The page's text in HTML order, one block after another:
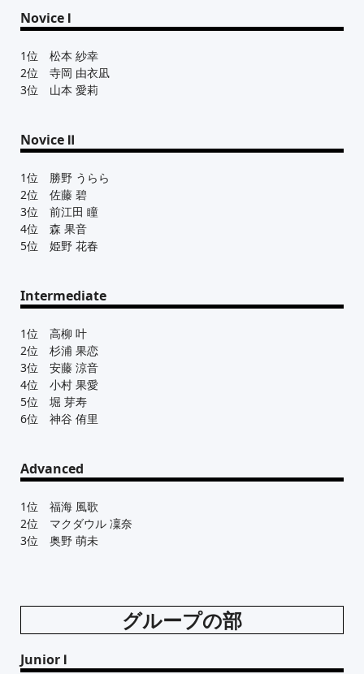
Novice Ⅰ
1位 松本 紗幸
2位 寺岡 由衣凪
3位 山本 愛莉
Novice Ⅱ
1位 勝野 うらら
2位 佐藤 碧
3位 前江田 瞳
4位 森 果音
5位 姫野 花春
Intermediate
1位 高柳 叶
2位 杉浦 果恋
3位 安藤 涼音
4位 小村 果愛
5位 堀 芽寿
6位 神谷 侑里
Advanced
1位 福海 風歌
2位 マクダウル 凜奈
3位 奥野 萌未
グループの部
Junior Ⅰ